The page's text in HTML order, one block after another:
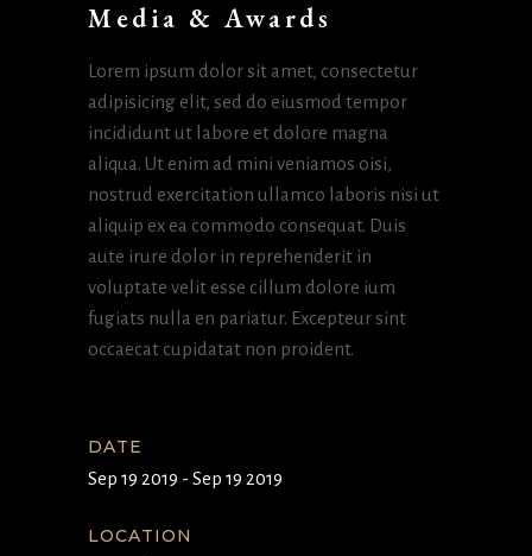
Media & Awards
Lorem ipsum dolor sit amet, consectetur
adipisicing elit, sed do eiusmod tempor
incididunt ut labore et dolore magna
aliqua. Ut enim ad mini veniamos oisi,
nostrud exercitation ullamco laboris nisi ut
aliquip ex ea commodo consequat. Duis
aute irure dolor in reprehenderit in
voluptate velit esse cillum dolore ium
fugiats nulla en pariatur. Excepteur sint
occaecat cupidatat non proident.
DATE
Sep 19 2019 - Sep 19 2019
LOCATION